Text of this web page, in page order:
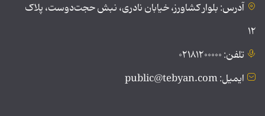
آدرس: بلوار کشاورز، خیابان نادری، نبش حجت‌دوست، پلاک
۱۲
تلفن: ۰۲۱۸۱۲۰۰۰۰۰
ایمیل: public@tebyan.com